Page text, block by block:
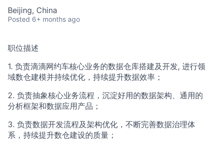
Beijing, China
Posted 6+ months ago
职位描述
1. 负责滴滴网约车核心业务的数据仓库搭建及开发, 进行领
域数仓建模并持续优化，持续提升数据效率；
2. 负责抽象核心业务流程，沉淀好用的数据架构、通用的
分析框架和数据应用产品；
3. 负责数据开发流程及架构优化，不断完善数据治理体
系，持续提升数仓建设的质量；